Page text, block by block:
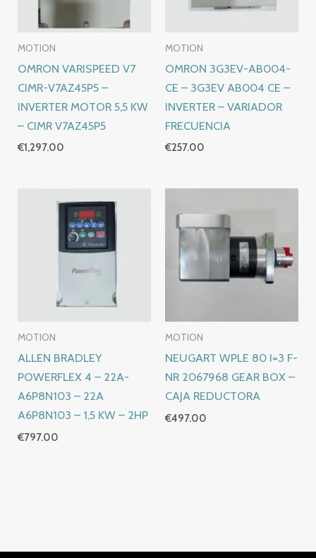
MOTION
OMRON VARISPEED V7
CIMR-V7AZ45P5 –
INVERTER MOTOR 5,5 KW
– CIMR V7AZ45P5
€1,297.00
MOTION
OMRON 3G3EV-AB004-
CE – 3G3EV AB004 CE –
INVERTER – VARIADOR
FRECUENCIA
€257.00
MOTION
ALLEN BRADLEY
POWERFLEX 4 – 22A-
A6P8N103 – 22A
A6P8N103 – 1,5 KW – 2HP
€797.00
MOTION
NEUGART WPLE 80 I=3 F-
NR 2067968 GEAR BOX –
CAJA REDUCTORA
€497.00